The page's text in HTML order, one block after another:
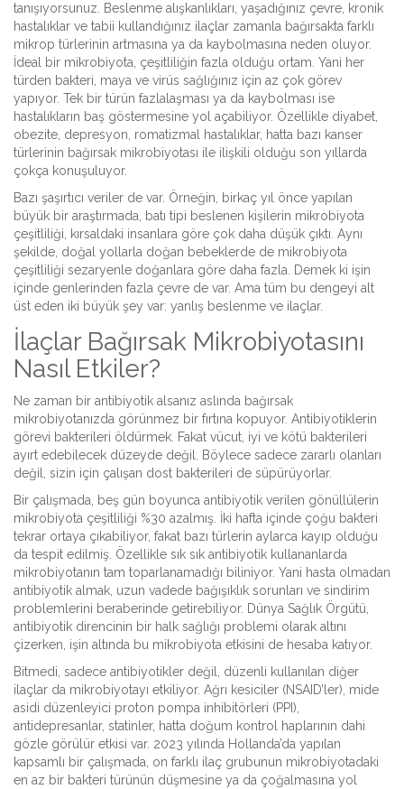
tanışıyorsunuz. Beslenme alışkanlıkları, yaşadığınız çevre, kronik
hastalıklar ve tabii kullandığınız ilaçlar zamanla bağırsakta farklı
mikrop türlerinin artmasına ya da kaybolmasına neden oluyor.
İdeal bir mikrobiyota, çeşitliliğin fazla olduğu ortam. Yani her
türden bakteri, maya ve virüs sağlığınız için az çok görev
yapıyor. Tek bir türün fazlalaşması ya da kaybolması ise
hastalıkların baş göstermesine yol açabiliyor. Özellikle diyabet,
obezite, depresyon, romatizmal hastalıklar, hatta bazı kanser
türlerinin bağırsak mikrobiyotası ile ilişkili olduğu son yıllarda
çokça konuşuluyor.
Bazı şaşırtıcı veriler de var. Örneğin, birkaç yıl önce yapılan
büyük bir araştırmada, batı tipi beslenen kişilerin mikrobiyota
çeşitliliği, kırsaldaki insanlara göre çok daha düşük çıktı. Aynı
şekilde, doğal yollarla doğan bebeklerde de mikrobiyota
çeşitliliği sezaryenle doğanlara göre daha fazla. Demek ki işin
içinde genlerinden fazla çevre de var. Ama tüm bu dengeyi alt
üst eden iki büyük şey var: yanlış beslenme ve ilaçlar.
İlaçlar Bağırsak Mikrobiyotasını
Nasıl Etkiler?
Ne zaman bir antibiyotik alsanız aslında bağırsak
mikrobiyotanızda görünmez bir fırtına kopuyor. Antibiyotiklerin
görevi bakterileri öldürmek. Fakat vücut, iyi ve kötü bakterileri
ayırt edebilecek düzeyde değil. Böylece sadece zararlı olanları
değil, sizin için çalışan dost bakterileri de süpürüyorlar.
Bir çalışmada, beş gün boyunca antibiyotik verilen gönüllülerin
mikrobiyota çeşitliliği %30 azalmış. İki hafta içinde çoğu bakteri
tekrar ortaya çıkabiliyor, fakat bazı türlerin aylarca kayıp olduğu
da tespit edilmiş. Özellikle sık sık antibiyotik kullananlarda
mikrobiyotanın tam toparlanamadığı biliniyor. Yani hasta olmadan
antibiyotik almak, uzun vadede bağışıklık sorunları ve sindirim
problemlerini beraberinde getirebiliyor. Dünya Sağlık Örgütü,
antibiyotik direncinin bir halk sağlığı problemi olarak altını
çizerken, işin altında bu mikrobiyota etkisini de hesaba katıyor.
Bitmedi, sadece antibiyotikler değil, düzenli kullanılan diğer
ilaçlar da mikrobiyotayı etkiliyor. Ağrı kesiciler (NSAID’ler), mide
asidi düzenleyici proton pompa inhibitörleri (PPI),
antidepresanlar, statinler, hatta doğum kontrol haplarının dahi
gözle görülür etkisi var. 2023 yılında Hollanda’da yapılan
kapsamlı bir çalışmada, on farklı ilaç grubunun mikrobiyotadaki
en az bir bakteri türünün düşmesine ya da çoğalmasına yol